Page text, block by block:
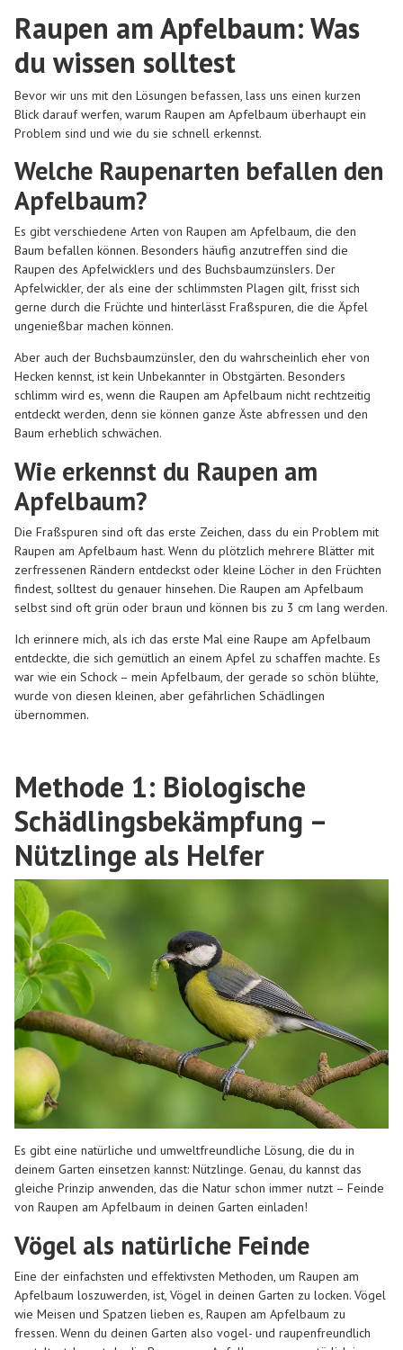
Raupen am Apfelbaum: Was
du wissen solltest
Bevor wir uns mit den Lösungen befassen, lass uns einen kurzen
Blick darauf werfen, warum Raupen am Apfelbaum überhaupt ein
Problem sind und wie du sie schnell erkennst.
Welche Raupenarten befallen den
Apfelbaum?
Es gibt verschiedene Arten von Raupen am Apfelbaum, die den
Baum befallen können. Besonders häufig anzutreffen sind die
Raupen des Apfelwicklers und des Buchsbaumzünslers. Der
Apfelwickler, der als eine der schlimmsten Plagen gilt, frisst sich
gerne durch die Früchte und hinterlässt Fraßspuren, die die Äpfel
ungenießbar machen können.
Aber auch der Buchsbaumzünsler, den du wahrscheinlich eher von
Hecken kennst, ist kein Unbekannter in Obstgärten. Besonders
schlimm wird es, wenn die Raupen am Apfelbaum nicht rechtzeitig
entdeckt werden, denn sie können ganze Äste abfressen und den
Baum erheblich schwächen.
Wie erkennst du Raupen am
Apfelbaum?
Die Fraßspuren sind oft das erste Zeichen, dass du ein Problem mit
Raupen am Apfelbaum hast. Wenn du plötzlich mehrere Blätter mit
zerfressenen Rändern entdeckst oder kleine Löcher in den Früchten
findest, solltest du genauer hinsehen. Die Raupen am Apfelbaum
selbst sind oft grün oder braun und können bis zu 3 cm lang werden.
Ich erinnere mich, als ich das erste Mal eine Raupe am Apfelbaum
entdeckte, die sich gemütlich an einem Apfel zu schaffen machte. Es
war wie ein Schock – mein Apfelbaum, der gerade so schön blühte,
wurde von diesen kleinen, aber gefährlichen Schädlingen
übernommen.
Methode 1: Biologische
Schädlingsbekämpfung –
Nützlinge als Helfer
Es gibt eine natürliche und umweltfreundliche Lösung, die du in
deinem Garten einsetzen kannst: Nützlinge. Genau, du kannst das
gleiche Prinzip anwenden, das die Natur schon immer nutzt – Feinde
von Raupen am Apfelbaum in deinen Garten einladen!
Vögel als natürliche Feinde
Eine der einfachsten und effektivsten Methoden, um Raupen am
Apfelbaum loszuwerden, ist, Vögel in deinen Garten zu locken. Vögel
wie Meisen und Spatzen lieben es, Raupen am Apfelbaum zu
fressen. Wenn du deinen Garten also vogel- und raupenfreundlich